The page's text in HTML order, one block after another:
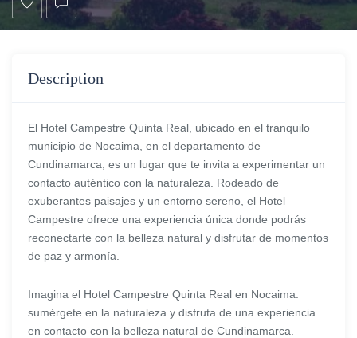
Description
El Hotel Campestre Quinta Real, ubicado en el tranquilo
municipio de Nocaima, en el departamento de
Cundinamarca, es un lugar que te invita a experimentar un
contacto auténtico con la naturaleza. Rodeado de
exuberantes paisajes y un entorno sereno, el Hotel
Campestre ofrece una experiencia única donde podrás
reconectarte con la belleza natural y disfrutar de momentos
de paz y armonía.
Imagina el Hotel Campestre Quinta Real en Nocaima:
sumérgete en la naturaleza y disfruta de una experiencia
en contacto con la belleza natural de Cundinamarca.